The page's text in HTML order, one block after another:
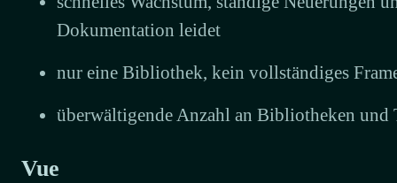
Dokumentation leidet
nur eine Bibliothek, kein vollständiges
überwältigende Anzahl an Bibliotheken und
Vue